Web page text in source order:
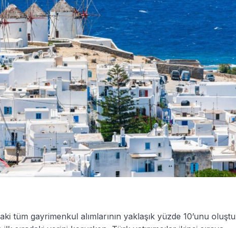
tüm gayrimenkul alımlarının yaklaşık yüzde 10’unu